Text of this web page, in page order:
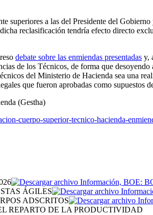
superiores a las del Presidente del
reclasificación tendría efecto directo
debate sobre las enmiendas presentadas y,
de los Técnicos, de forma que
del Ministerio de Hacienda sea una
que fueron aprobadas como supuestos
(Gestha)
cuerpo-superior-tecnico-hacienda-
ÁGILES
ADSCRITOS
REPARTO DE LA PRODUCTIVIDAD